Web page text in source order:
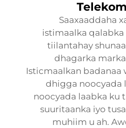
Saaxaaddaha
istimaalka
tiilantahay
dhagarka
Isticmaalkan badanaa
dhigga noocyada
noocyada laabka ku
suuritaanka iyo
muhiim u ah.